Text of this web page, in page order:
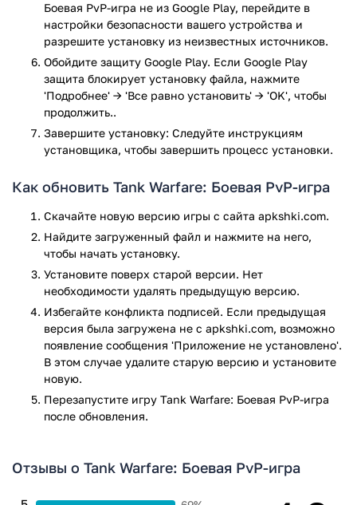
Классические PvP-сражения 7 на 7 или один на
один.
Быстрые матчи — можно играть даже в короткие
перерывы.
Разные карты с укрытиями, возвышенностями и
открытыми зонами.
Использование рельефа, маневров и неожиданных
атак.
Возможность смены танков и тактик в зависимости
Получение наград за победы, которые можно тратить
на улучшения.
Каждая победа приносит опыт и ресурсы. Их можно
использовать для прокачки танков — улучшать броню,
орудия, двигатель. Новые модели становятся доступны
постепенно, и каждая из них предлагает свои особенности
и стиль ведения боя. Можно собрать настоящую
коллекцию техники, чтобы экспериментировать в разных
матчах.
Особенности
Tank Warfare предлагает игрокам не просто сражения, а
атаки, отступления или смены позиции. Всё это делает
Боевая PvP-игра не из Google Play, перейдите в
настройки безопасности вашего устройства и
разрешите установку из неизвестных источников.
Обойдите защиту Google Play. Если Google Play
защита блокирует установку файла, нажмите
'Подробнее' → 'Все равно установить' → 'OK', чтобы
продолжить..
Завершите установку: Следуйте инструкциям
установщика, чтобы завершить процесс установки.
Как обновить Tank Warfare: Боевая PvP-игра
Скачайте новую версию игры с сайта apkshki.com.
Найдите загруженный файл и нажмите на него,
чтобы начать установку.
Установите поверх старой версии. Нет
необходимости удалять предыдущую версию.
Избегайте конфликта подписей. Если предыдущая
версия была загружена не с apkshki.com, возможно
появление сообщения 'Приложение не установлено'.
В этом случае удалите старую версию и установите
новую.
Перезапустите игру Tank Warfare: Боевая PvP-игра
после обновления.
Отзывы о Tank Warfare: Боевая PvP-игра